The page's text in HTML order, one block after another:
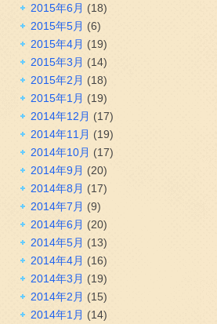
2015年6月 (18)
2015年5月 (6)
2015年4月 (19)
2015年3月 (14)
2015年2月 (18)
2015年1月 (19)
2014年12月 (17)
2014年11月 (19)
2014年10月 (17)
2014年9月 (20)
2014年8月 (17)
2014年7月 (9)
2014年6月 (20)
2014年5月 (13)
2014年4月 (16)
2014年3月 (19)
2014年2月 (15)
2014年1月 (14)